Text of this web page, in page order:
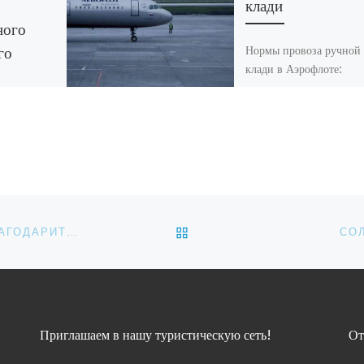
с 10 по
клади
Нормы провоза ручной
клади в Аэрофлоте:
ОБРАТНО К СПИСКУ
Приглашаем в нашу туристическую сеть!